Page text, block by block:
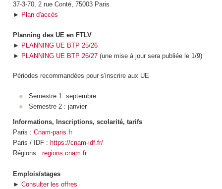
37-3-70, 2 rue Conté, 75003 Paris
► Plan d'accès
Planning des UE en FTLV
► PLANNING UE BTP 25/26
► PLANNING UE BTP 26/27(une mise à jour sera publiée le 1/9)
Périodes recommandées pour s'inscrire aux UE
Semestre 1: septembre
Semestre 2 : janvier
Informations, Inscriptions, scolarité, tarifs
Paris : Cnam-paris.fr
Paris / IDF : https://cnam-idf.fr/
Régions : regions.cnam.fr
Emplois/stages
► Consulter les offres